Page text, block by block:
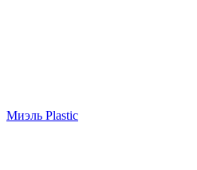
Миэль Plastic